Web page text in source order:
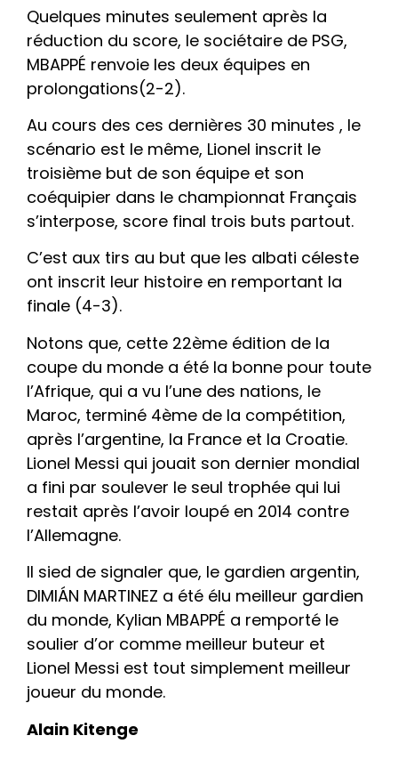
Quelques minutes seulement après la
réduction du score, le sociétaire de PSG,
MBAPPÉ renvoie les deux équipes en
prolongations(2-2).
Au cours des ces dernières 30 minutes , le
scénario est le même, Lionel inscrit le
troisième but de son équipe et son
coéquipier dans le championnat Français
s’interpose, score final trois buts partout.
C’est aux tirs au but que les albati céleste
ont inscrit leur histoire en remportant la
finale (4-3).
Notons que, cette 22ème édition de la
coupe du monde a été la bonne pour toute
l’Afrique, qui a vu l’une des nations, le
Maroc, terminé 4ème de la compétition,
après l’argentine, la France et la Croatie.
Lionel Messi qui jouait son dernier mondial
a fini par soulever le seul trophée qui lui
restait après l’avoir loupé en 2014 contre
l’Allemagne.
Il sied de signaler que, le gardien argentin,
DIMIÁN MARTINEZ a été élu meilleur gardien
du monde, Kylian MBAPPÉ a remporté le
soulier d’or comme meilleur buteur et
Lionel Messi est tout simplement meilleur
joueur du monde.
Alain Kitenge